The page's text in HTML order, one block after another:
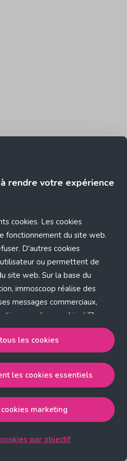
rendre votre expérience
cookies. Les cookies
fonctionnement du site web.
D'autres cookies
ou permettent de
site web. Sur la base du
immoscoop réalise des
messages commerciaux,
sur chaque objectif?
par objectif'.
fonctionnalité et
cookies essentielsaccepte
les cookies
les cookies essentiels
marketing
par objectif
has occurred (see the